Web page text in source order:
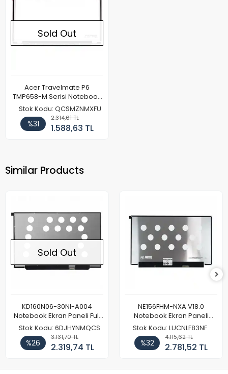
Sold Out
Acer Travelmate P6
TMP658-M Serisi Notebook
Ekran Paneli (IPS)
Stok Kodu: QCSMZNMXFU
%31
2.314,61 TL
1.588,63 TL
Similar Products
Sold Out
KD160N06-30NI-A004
Notebook Ekran Paneli Full
HD
Stok Kodu: 6DJHYNMQCS
%26
3.131,70 TL
2.319,74 TL
NE156FHM-NXA V18.0
Notebook Ekran Paneli
144Hz
Stok Kodu: LUCNLF83NF
%32
4.115,62 TL
2.781,52 TL